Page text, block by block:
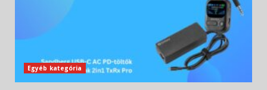
Egyéb kategória